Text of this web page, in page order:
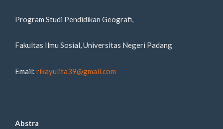
Program Studi Pendidikan Geografi,
Fakultas Ilmu Sosial, Universitas Negeri Padang
Email: rikayulita39@gmail.com
Abstra